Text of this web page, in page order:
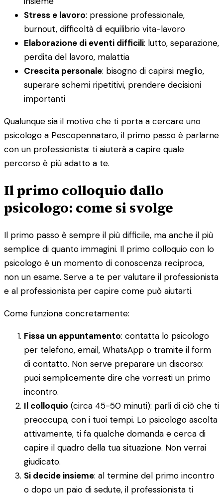
Stress e lavoro: pressione professionale,
burnout, difficoltà di equilibrio vita-lavoro
Elaborazione di eventi difficili: lutto, separazione,
perdita del lavoro, malattia
Crescita personale: bisogno di capirsi meglio,
superare schemi ripetitivi, prendere decisioni
importanti
Qualunque sia il motivo che ti porta a cercare uno
psicologo a Pescopennataro, il primo passo è parlarne
con un professionista: ti aiuterà a capire quale
percorso è più adatto a te.
Il primo colloquio dallo
psicologo: come si svolge
Il primo passo è sempre il più difficile, ma anche il più
semplice di quanto immagini. Il primo colloquio con lo
psicologo è un momento di conoscenza reciproca,
non un esame. Serve a te per valutare il professionista
e al professionista per capire come può aiutarti.
Come funziona concretamente:
Fissa un appuntamento: contatta lo psicologo
per telefono, email, WhatsApp o tramite il form
di contatto. Non serve preparare un discorso:
puoi semplicemente dire che vorresti un primo
incontro.
Il colloquio (circa 45-50 minuti): parli di ciò che ti
preoccupa, con i tuoi tempi. Lo psicologo ascolta
attivamente, ti fa qualche domanda e cerca di
capire il quadro della tua situazione. Non verrai
giudicato.
Si decide insieme: al termine del primo incontro
o dopo un paio di sedute, il professionista ti